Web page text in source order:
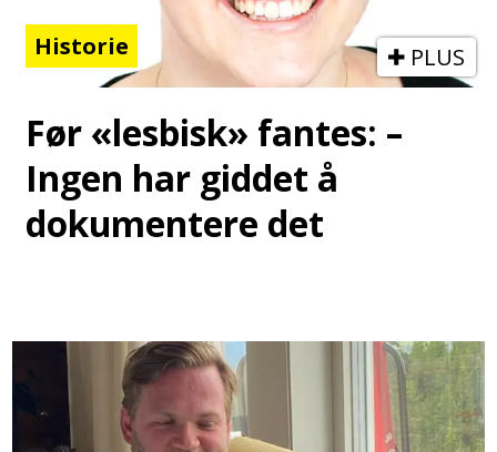
Historie PLUS
Før «lesbisk» fantes: –
Ingen har giddet å
dokumentere det